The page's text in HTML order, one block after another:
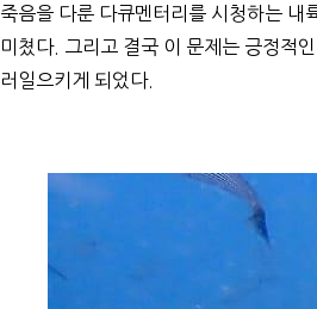
죽음을 다룬 다큐멘터리를 시청하는 내
미쳤다. 그리고 결국 이 문제는 긍정적
러일으키게 되었다.